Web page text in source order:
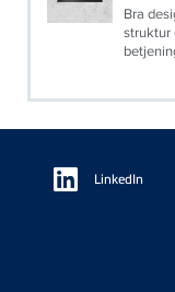
Bra
struktur
Floating
Sidebar LinkedIn